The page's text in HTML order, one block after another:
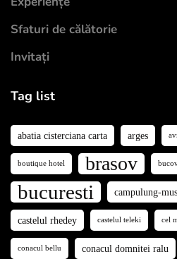
Sfaturi de călătorie
Invitați
Tag list
abatia cisterciana carta arges
boutique hotel brasov
bucuresti campulung-
castelul rhedey castelul teleki cel
conacul bellu conacul domnitei ralu